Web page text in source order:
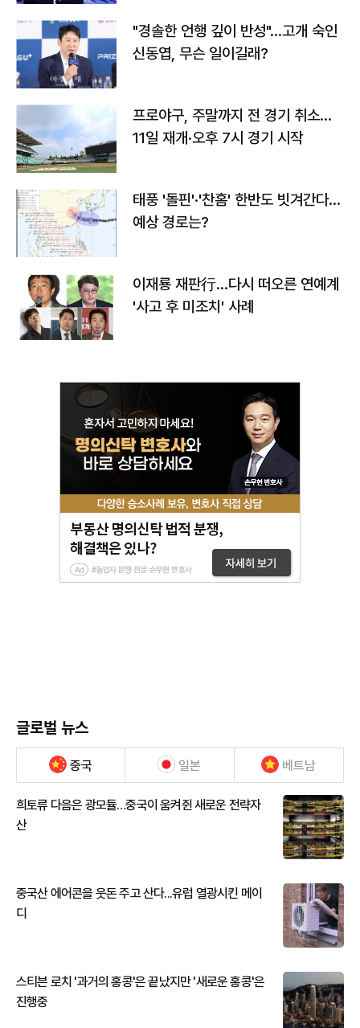
"경솔한 언행 깊이 반성"…고개 숙인
신동엽, 무슨 일이길래?
프로야구, 주말까지 전 경기 취소…
11일 재개·오후 7시 경기 시작
태풍 '돌핀'·'찬홈' 한반도 빗겨간다…
예상 경로는?
이재룡 재판行…다시 떠오른 연예계
'사고 후 미조치' 사례
글로벌 뉴스
중국 일본 베트남
희토류 다음은 광모듈…중국이 움켜쥔 새로운 전략자
산
중국산 에어콘을 웃돈 주고 산다...유럽 열광시킨 메이
디
스티븐 로치 '과거의 홍콩'은 끝났지만 '새로운 홍콩'은
진행중